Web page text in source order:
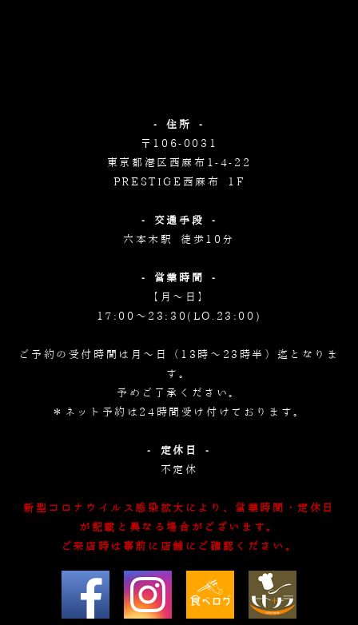
- 住所 -
〒106-0031
東京都港区西麻布1-4-22
PRESTIGE西麻布 1F
- 交通手段 -
六本木駅 徒歩10分
- 営業時間 -
【月～日】
17:00～23:30(LO.23:00)
ご予約の受付時間は月～日（13時～23時半）迄となりま
す。
予めご了承ください。
＊ネット予約は24時間受け付けております。
- 定休日 -
不定休
新型コロナウイルス感染拡大により、営業時間・定休日
が記載と異なる場合がございます。
ご来店時は事前に店舗にご確認ください。